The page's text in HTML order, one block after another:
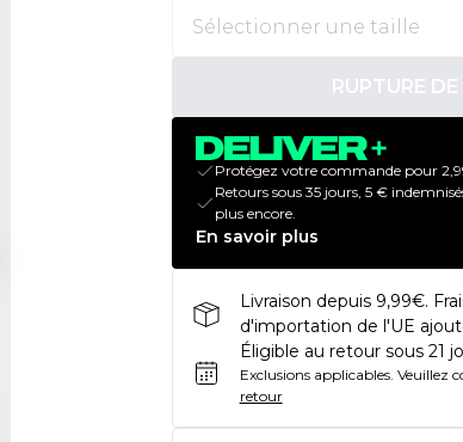
RUPTURE
Protégez votre commande pour
Retours sous 35 jours, 5 €
plus encore.
En savoir plus
Livraison depuis 9,99€.
d'importation de l'UE
Éligible au retour sous 21
Exclusions applicables. Veuillez
retour